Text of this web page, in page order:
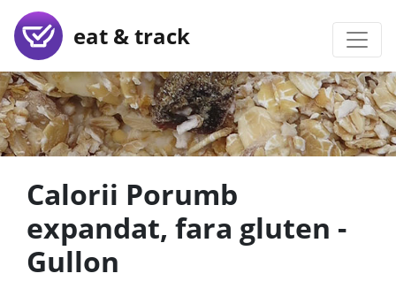
eat & track
Calorii Porumb
expandat, fara gluten -
Gullon